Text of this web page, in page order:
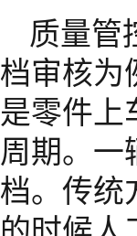
质量管
档审核为
是零件上
周期。一
档。传统